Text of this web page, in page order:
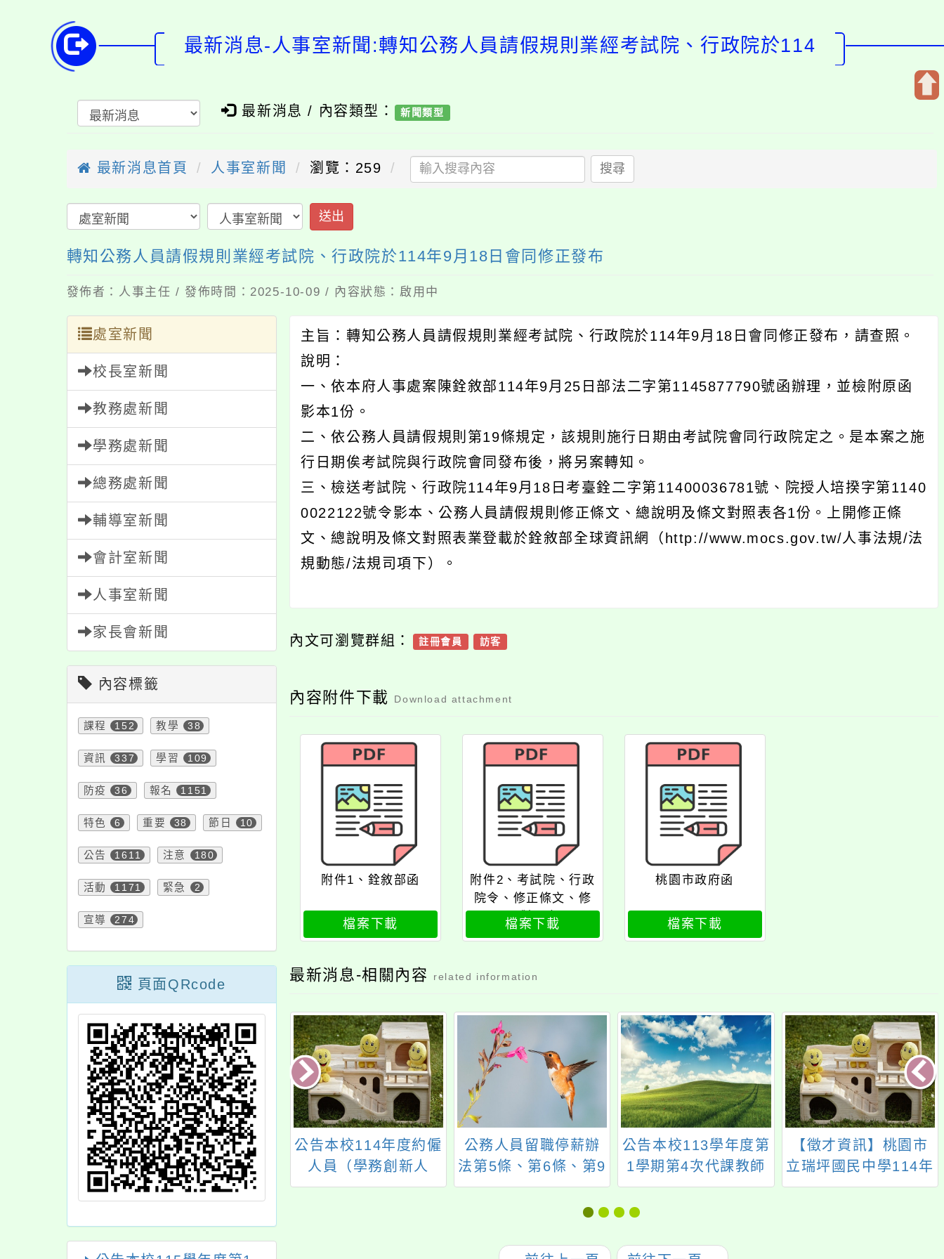
最新消息-人事室新聞:轉知公務人員請假規則業經考試院、行政院於114
最新消息 / 內容類型： 新聞類型
最新消息首頁 人事室新聞 瀏覽：259 搜尋
送出
轉知公務人員請假規則業經考試院、行政院於114年9月18日會同修正發布
發佈者：人事主任 / 發佈時間：2025-10-09 / 內容狀態：啟用中
處室新聞
校長室新聞
教務處新聞
學務處新聞
總務處新聞
輔導室新聞
會計室新聞
人事室新聞
家長會新聞
內容標籤
課程 152 教學 38
資訊 337 學習 109
防疫 36 報名 1151
特色 6 重要 38 節日 10
公告 1611 注意 180
活動 1171 緊急 2
宣導 274
頁面QRcode
主旨：轉知公務人員請假規則業經考試院、行政院於114年9月18日會同修正發布，請查照。
說明：
一、依本府人事處案陳銓敘部114年9月25日部法二字第1145877790號函辦理，並檢附原函
影本1份。
二、依公務人員請假規則第19條規定，該規則施行日期由考試院會同行政院定之。是本案之施
行日期俟考試院與行政院會同發布後，將另案轉知。
三、檢送考試院、行政院114年9月18日考臺銓二字第11400036781號、院授人培揆字第1140
0022122號令影本、公務人員請假規則修正條文、總說明及條文對照表各1份。上開修正條
文、總說明及條文對照表業登載於銓敘部全球資訊網（http://www.mocs.gov.tw/人事法規/法
規動態/法規司項下）。
內文可瀏覽群組： 註冊會員 訪客
內容附件下載 Download attachment
附件1、銓敘部函
檔案下載
附件2、考試院、行政
院令、修正條文、修
正對照表
檔案下載
桃園市政府函
檔案下載
最新消息-相關內容 related information
校113學年度第
期第3次代理
教師甄選錄取
公告本校115學年度第
1學期第6次代理(課)
教師甄選結果
公告本校114年度約僱
人員（學務創新人
力）第四次甄選簡章
公務人員留職停薪辦
法第5條、第6條、第9
條條文，業經考試
院、行政院民國114年
第11400043161號、
公告本校113學年度第
1學期第4次代課教師
甄選結果
【徵才資訊】桃園市
立瑞坪國民中學114年
事務組長（預估缺）